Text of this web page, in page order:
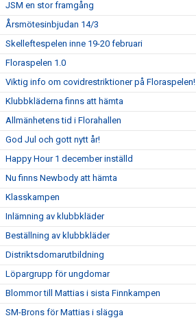
JSM en stor framgång
Årsmötesinbjudan 14/3
Skelleftespelen inne 19-20 februari
Floraspelen 1.0
Viktig info om covidrestriktioner på Floraspelen!
Klubbkläderna finns att hämta
Allmänhetens tid i Florahallen
God Jul och gott nytt år!
Happy Hour 1 december inställd
Nu finns Newbody att hämta
Klasskampen
Inlämning av klubbkläder
Beställning av klubbkläder
Distriktsdomarutbildning
Löpargrupp för ungdomar
Blommor till Mattias i sista Finnkampen
SM-Brons för Mattias i slägga